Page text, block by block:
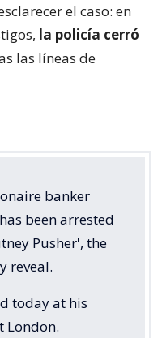
el caso: en
la policía cerró
las líneas de
banker
been arrested
Pusher', the
reveal.
today at his
London.